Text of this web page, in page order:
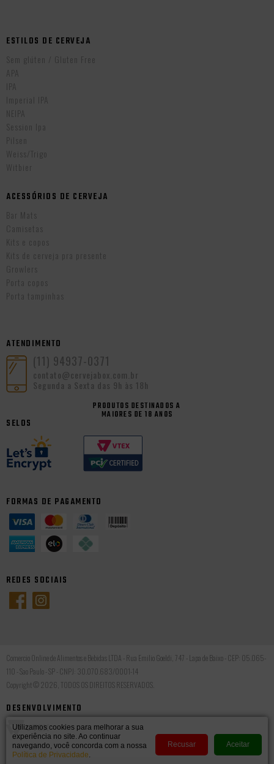
ESTILOS DE CERVEJA
Sem glúten / Gluten Free
APA
IPA
Imperial IPA
NEIPA
Session Ipa
Pilsen
Weiss/Trigo
Witbier
ACESSÓRIOS DE CERVEJA
Bar Mats
Camisetas
Kits e copos
Kits de cerveja pra presente
Growlers
Porta copos
Porta tampinhas
ATENDIMENTO
(11) 94937-0371
contato@cervejabox.com.br
Segunda a Sexta das 9h às 18h
PRODUTOS DESTINADOS A
MAIORES DE 18 ANOS
SELOS
FORMAS DE PAGAMENTO
REDES SOCIAIS
Comercio Online de Alimentos e Bebidas LTDA - Rua Emilio Goeldi, 747 - Lapa de Baixo - CEP: 05.065-
110 - Sao Paulo - SP - CNPJ: 30.070.683/0001-14
Copyright © 2026, TODOS OS DIREITOS RESERVADOS.
DESENVOLVIMENTO
Utilizamos cookies para melhorar a sua
experiência no site. Ao continuar
navegando, você concorda com a nossa
Política de Privacidade.
Recusar Aceitar